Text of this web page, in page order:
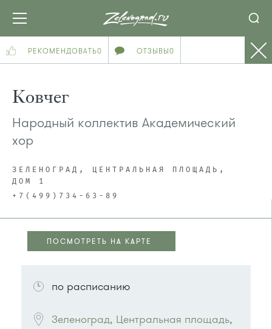
РЕКОМЕНДОВАТЬ0 ОТЗЫВЫ0
Ковчег
Народный коллектив Академический
хор
ЗЕЛЕНОГРАД, ЦЕНТРАЛЬНАЯ ПЛОЩАДЬ,
ДОМ 1
+7(499)734-63-89
ПОСМОТРЕТЬ НА КАРТЕ
по расписанию
Зеленоград, Центральная площадь,